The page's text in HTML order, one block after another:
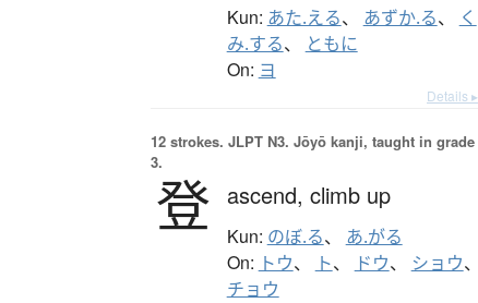
Kun: あた.える、 あずか.る、
く
み.する、 ともに
On: ヨ
Details ▸
12 strokes. JLPT N3. Jōyō kanji, taught in grade
3.
登 ascend, climb up
Kun: のぼ.る、 あ.がる
On: トウ、 ト、 ドウ、 ショウ、
チョウ